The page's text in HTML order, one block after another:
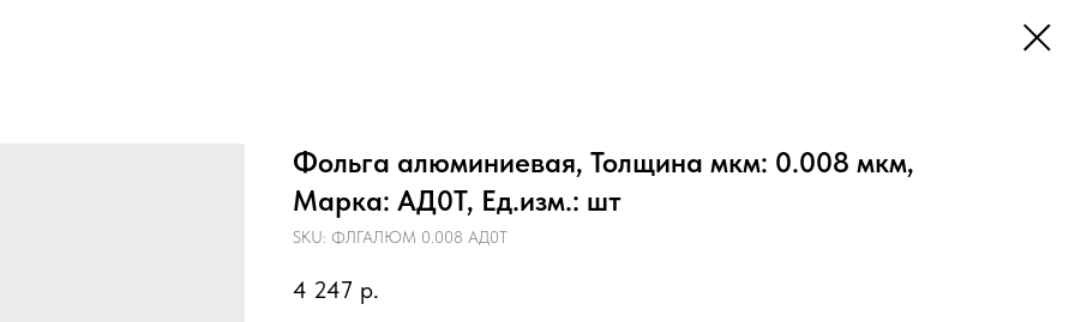
Фольга алюминиевая, Толщина мкм: 0.008 мкм,
Марка: АД0Т, Ед.изм.: шт
SKU: ФЛГАЛЮМ 0.008 АД0Т
4 247 р.